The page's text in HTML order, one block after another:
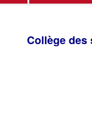
Collège